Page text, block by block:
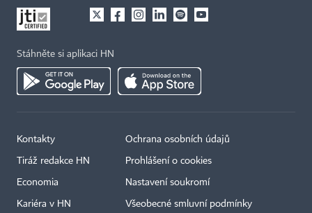
Stáhněte si aplikaci HN
Kontakty
Tiráž redakce HN
Economia
Kariéra v HN
Ochrana osobních údajů
Prohlášení o cookies
Nastavení soukromí
Všeobecné smluvní podmínky